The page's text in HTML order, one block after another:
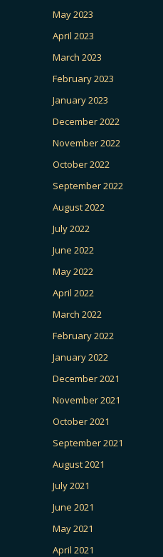
May 2023
April 2023
March 2023
February 2023
January 2023
December 2022
November 2022
October 2022
September 2022
August 2022
July 2022
June 2022
May 2022
April 2022
March 2022
February 2022
January 2022
December 2021
November 2021
October 2021
September 2021
August 2021
July 2021
June 2021
May 2021
April 2021